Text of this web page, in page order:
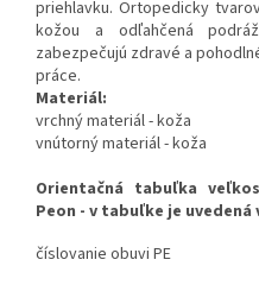
priehlavku. Ortopedicky
kožou a odľahčená
zabezpečujú zdravé a
práce.
Materiál:
vrchný materiál - koža
vnútorný materiál - koža
Orientačná tabuľka
Peon - v tabuľke je
číslovanie obuvi PE